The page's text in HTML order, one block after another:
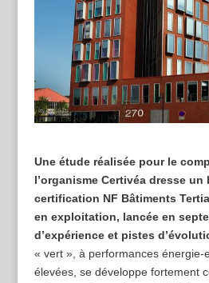
Une étude réalisée pour le
l’organisme Certivéa dresse un
certification NF Bâtiments
en exploitation, lancée en
d’expérience et pistes
« vert », à performances énergie-
élevées, se développe fortement